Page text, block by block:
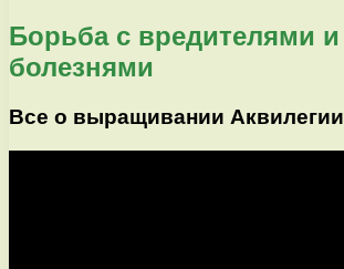
Борьба с вредителями и
болезнями
Все о выращивании Аквилегии